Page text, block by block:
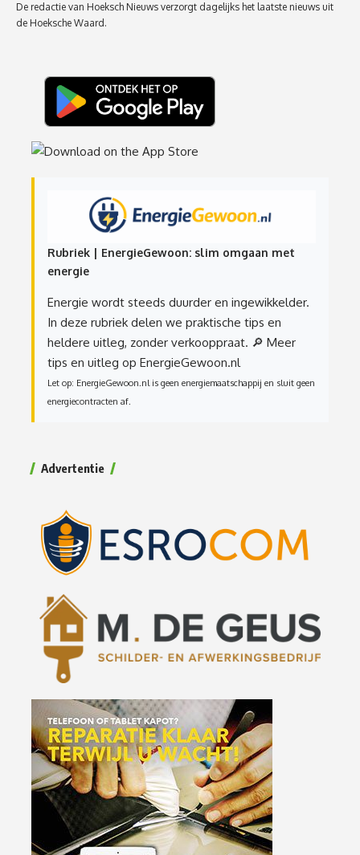
De redactie van Hoeksch Nieuws verzorgt dagelijks het laatste nieuws uit
de Hoeksche Waard.
Rubriek | EnergieGewoon: slim omgaan met
energie
Energie wordt steeds duurder en ingewikkelder.
In deze rubriek delen we praktische tips en
heldere uitleg, zonder verkooppraat. 🔎 Meer
tips en uitleg op EnergieGewoon.nl
Let op: EnergieGewoon.nl is geen energiemaatschappij en sluit geen
energiecontracten af.
Advertentie